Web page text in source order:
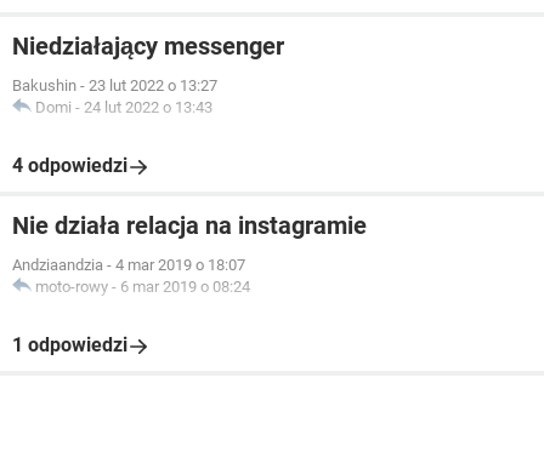
Niedziałający messenger
Bakushin - 23 lut 2022 o 13:27
Domi - 24 lut 2022 o 13:43
4 odpowiedzi
Nie działa relacja na instagramie
Andziaandzia - 4 mar 2019 o 18:07
moto-rowy - 6 mar 2019 o 08:24
1 odpowiedzi